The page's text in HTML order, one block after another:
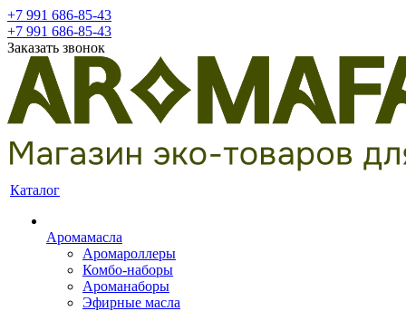
+7 991 686-85-43
+7 991 686-85-43
Заказать звонок
Каталог
Аромамасла
Аромароллеры
Комбо-наборы
Ароманаборы
Эфирные масла